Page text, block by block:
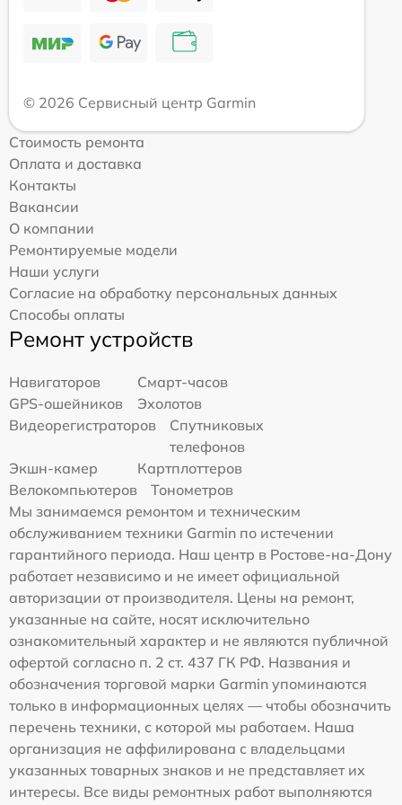
© 2026 Сервисный центр Garmin
Стоимость ремонта
Оплата и доставка
Контакты
Вакансии
О компании
Ремонтируемые модели
Наши услуги
Согласие на обработку персональных данных
Способы оплаты
Ремонт устройств
Навигаторов
Смарт-часов
GPS-ошейников
Эхолотов
Видеорегистраторов
Спутниковых
телефонов
Экшн-камер
Картплоттеров
Велокомпьютеров
Тонометров
Мы занимаемся ремонтом и техническим
обслуживанием техники Garmin по истечении
гарантийного периода. Наш центр в Ростове-на-Дону
работает независимо и не имеет официальной
авторизации от производителя. Цены на ремонт,
указанные на сайте, носят исключительно
ознакомительный характер и не являются публичной
офертой согласно п. 2 ст. 437 ГК РФ. Названия и
обозначения торговой марки Garmin упоминаются
только в информационных целях — чтобы обозначить
перечень техники, с которой мы работаем. Наша
организация не аффилирована с владельцами
указанных товарных знаков и не представляет их
интересы. Все виды ремонтных работ выполняются